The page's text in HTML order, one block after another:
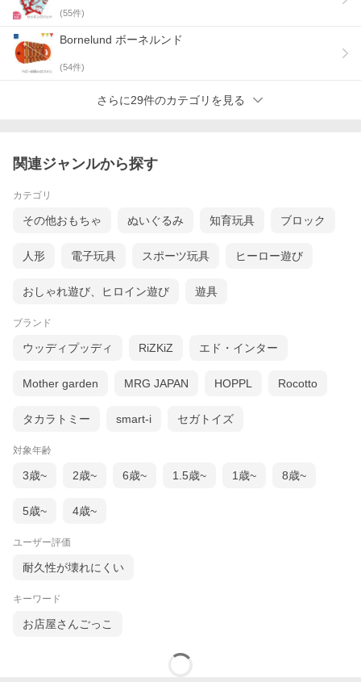
(55件)
Bornelund ボーネルンド
(54件)
さらに29件のカテゴリを見る
関連ジャンルから探す
カテゴリ
その他おもちゃ ぬいぐるみ 知育玩具 ブロック
人形 電子玩具 スポーツ玩具 ヒーロー遊び
おしゃれ遊び、ヒロイン遊び 遊具
ブランド
ウッディプッディ RiZKiZ エド・インター
Mother garden MRG JAPAN HOPPL Rocotto
タカラトミー smart-i セガトイズ
対象年齢
3歳~ 2歳~ 6歳~ 1.5歳~ 1歳~ 8歳~
5歳~ 4歳~
ユーザー評価
耐久性が壊れにくい
キーワード
お店屋さんごっこ